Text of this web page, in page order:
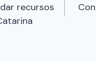
recursos